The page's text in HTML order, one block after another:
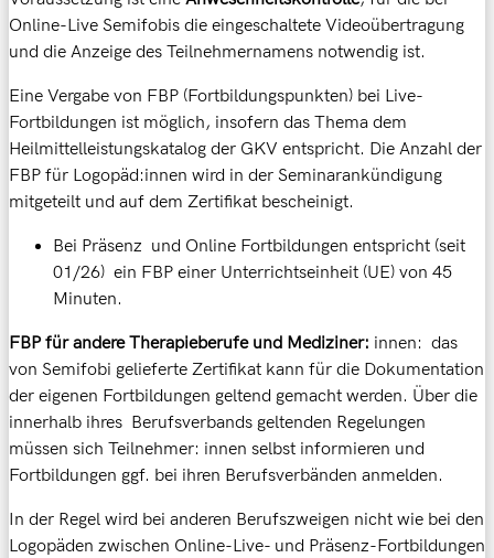
Online-Live Semifobis die eingeschaltete Videoübertragung
und die Anzeige des Teilnehmernamens notwendig ist.
Eine Vergabe von FBP (Fortbildungspunkten) bei Live-
Fortbildungen ist möglich, insofern das Thema dem
Heilmittelleistungskatalog der GKV entspricht. Die Anzahl der
FBP für Logopäd:innen wird in der Seminarankündigung
mitgeteilt und auf dem Zertifikat bescheinigt.
Bei Präsenz und Online Fortbildungen entspricht (seit
01/26) ein FBP einer Unterrichtseinheit (UE) von 45
Minuten.
FBP für andere Therapieberufe und Mediziner: innen: das
von Semifobi gelieferte Zertifikat kann für die Dokumentation
der eigenen Fortbildungen geltend gemacht werden. Über die
innerhalb ihres Berufsverbands geltenden Regelungen
müssen sich Teilnehmer: innen selbst informieren und
Fortbildungen ggf. bei ihren Berufsverbänden anmelden.
In der Regel wird bei anderen Berufszweigen nicht wie bei den
Logopäden zwischen Online-Live- und Präsenz-Fortbildungen